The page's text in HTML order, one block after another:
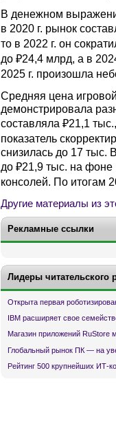
В денежном
в 2020 г. рынок
то в 2022 г. он
до ₽24,4 млрд, а в
2025 г. произошла
Средняя цена
демонстрировала
составляла ₽21,1
показатель
снизилась до 17 тыс.
до ₽21,9 тыс. на фоне
консолей. По итогам
Другие материалы из
Рекламные ссылки
Лидеры читательского
Открыта первая
IBM расширяет свое
Магазин приложений RuStore
Глобальный рынок ПК — на
Рейтинг 500 крупнейших ИТ-